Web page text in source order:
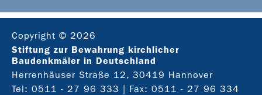
Copyright © 2026
Stiftung zur Bewahrung kirchlicher
Baudenkmäler in Deutschland
Herrenhäuser Straße 12, 30419 Hannover
Tel: 0511 - 27 96 333 | Fax: 0511 - 27 96 334